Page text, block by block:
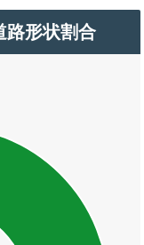
路形状割合